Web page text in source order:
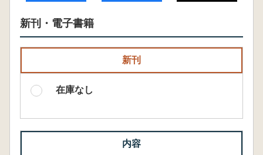
新刊・電子書籍
新刊
在庫なし
内容